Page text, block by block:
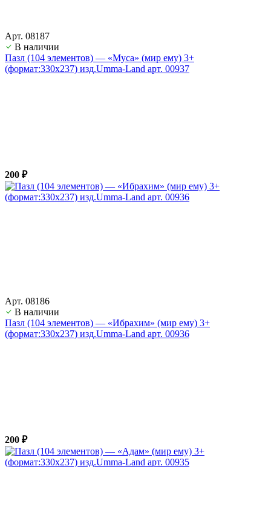
Арт. 08187
В наличии
Пазл (104 элементов) — «Муса» (мир ему) 3+
(формат:330х237) изд.Umma-Land арт. 00937
200 ₽
Арт. 08186
В наличии
Пазл (104 элементов) — «Ибрахим» (мир ему) 3+
(формат:330х237) изд.Umma-Land арт. 00936
200 ₽